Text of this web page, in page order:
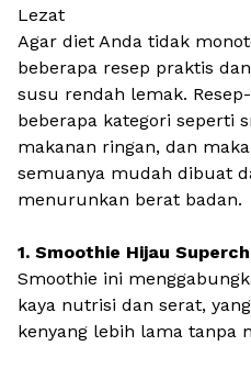
Lezat
Agar diet Anda tidak
beberapa resep praktis
susu rendah lemak.
beberapa kategori seperti
makanan ringan, dan
semuanya mudah dibuat
menurunkan berat badan.
1. Smoothie Hijau
Smoothie ini
kaya nutrisi dan serat,
kenyang lebih lama tanpa